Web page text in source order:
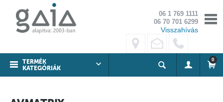
06 1 769 1111
06 70 701 6299
Visszahívás
TERMÉK
KATEGÓRIÁK
0